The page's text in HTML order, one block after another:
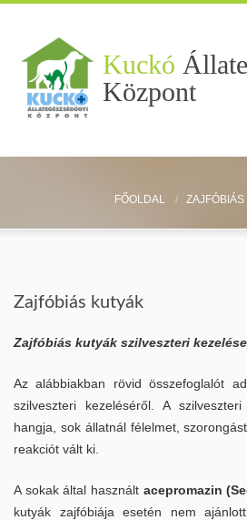
Kuckó
Központ
Egzotikus állatok
Aktualitások
Egészségvédelem
Kedvenceink egészségvédelméről
FŐOLDAL
Zajfóbiás kutyák
Zajfóbiás kutyák szilveszteri kezelése
Az alábbiakban rövid összefoglalót
szilveszteri kezeléséről. A
hangja, sok állatnál félelmet,
reakciót vált ki.
A sokak által használt acepromazin
kutyák zajfóbiája esetén nem